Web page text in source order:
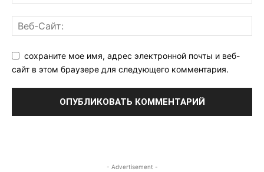
сохраните мое имя, адрес электронной почты и веб-
сайт в этом браузере для следующего комментария.
- Advertisement -